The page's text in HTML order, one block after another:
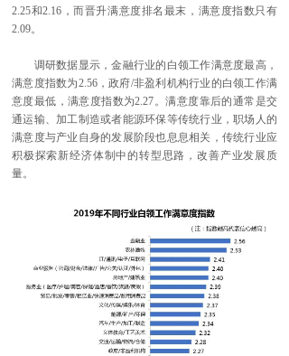
2.25和2.16，而晋升满意度排名最末，满意度指数只有
2.09。
调研数据显示，金融行业的白领工作满意度最高，
满意度指数为2.56，政府/非盈利机构行业的白领工作满
意度最低，满意度指数为2.27。满意度靠后的通常是交
通运输、加工制造或者能源环保等传统行业，职场人的
满意度与产业自身的发展阶段也息息相关，传统行业应
积极探索新经济体制中的转型思路，改善产业发展质
量。